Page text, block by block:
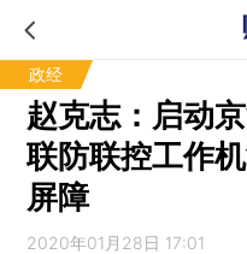
政经
赵克志：启动
联防联控工作
屏障
2020年01月28日 17:01